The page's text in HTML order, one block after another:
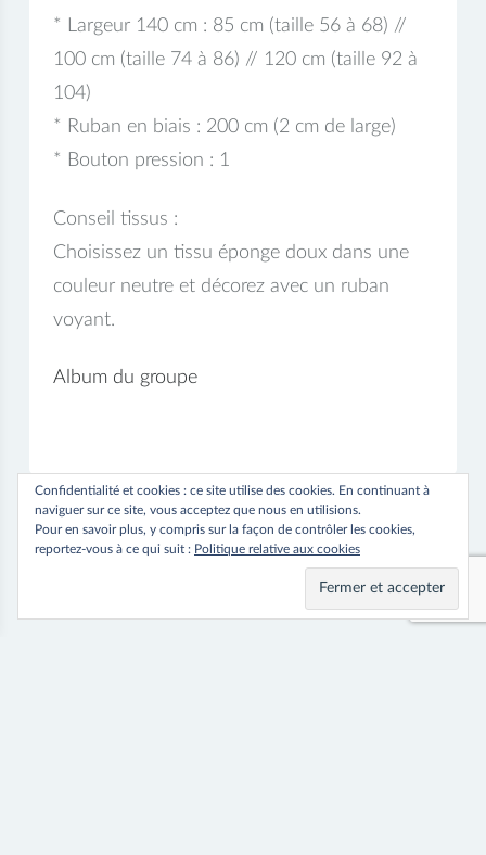
* Largeur 140 cm : 85 cm (taille 56 à 68) //
100 cm (taille 74 à 86) // 120 cm (taille 92 à
104)
* Ruban en biais : 200 cm (2 cm de large)
* Bouton pression : 1
Conseil tissus :
Choisissez un tissu éponge doux dans une
couleur neutre et décorez avec un ruban
voyant.
Album du groupe
Confidentialité et cookies : ce site utilise des cookies. En continuant à
naviguer sur ce site, vous acceptez que nous en utilisions.
Pour en savoir plus, y compris sur la façon de contrôler les cookies,
reportez-vous à ce qui suit : Politique relative aux cookies